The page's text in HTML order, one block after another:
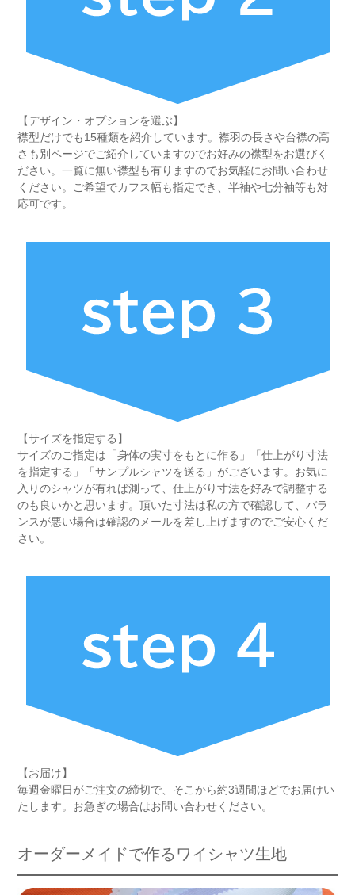
【デザイン・オプションを選ぶ】
襟型だけでも15種類を紹介しています。襟羽の長さや台襟の高
さも別ページでご紹介していますのでお好みの襟型をお選びく
ださい。一覧に無い襟型も有りますのでお気軽にお問い合わせ
ください。ご希望でカフス幅も指定でき、半袖や七分袖等も対
応可です。
【サイズを指定する】
サイズのご指定は「身体の実寸をもとに作る」「仕上がり寸法
を指定する」「サンプルシャツを送る」がございます。お気に
入りのシャツが有れば測って、仕上がり寸法を好みで調整する
のも良いかと思います。頂いた寸法は私の方で確認して、バラ
ンスが悪い場合は確認のメールを差し上げますのでご安心くだ
さい。
【お届け】
毎週金曜日がご注文の締切で、そこから約3週間ほどでお届けい
たします。お急ぎの場合はお問い合わせください。
オーダーメイドで作るワイシャツ生地